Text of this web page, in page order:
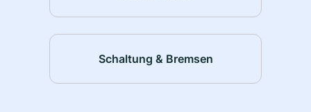
Schaltung & Bremsen